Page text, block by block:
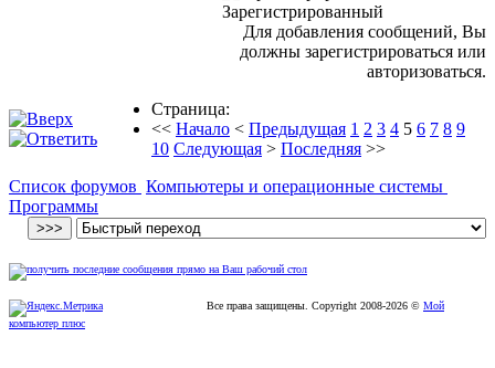
Зарегистрированный
Для добавления сообщений, Вы
должны зарегистрироваться или
авторизоваться.
Страница:
<< Начало < Предыдущая 1 2 3 4 5 6 7 8 9
10 Следующая > Последняя >>
Список форумов Компьютеры и операционные системы
Программы
Все права защищены. Copyright 2008-2026 © Мой
компьютер плюс